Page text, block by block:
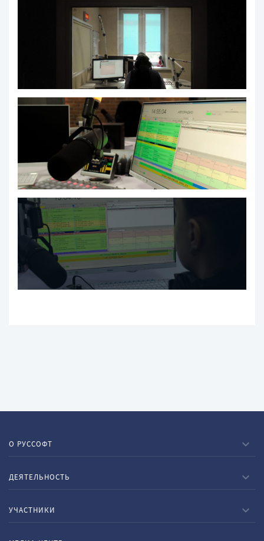
О РУССОФТ
ДЕЯТЕЛЬНОСТЬ
УЧАСТНИКИ